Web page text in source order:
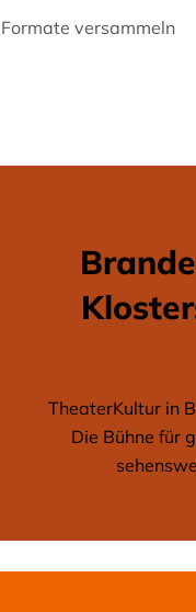
versammeln
TheaterKultur in
Die Bühne für